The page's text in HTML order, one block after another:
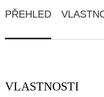
PŘEHLED
VLASTNOSTI